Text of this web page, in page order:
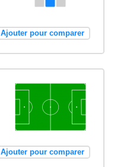
Ajouter pour comparer
Ajouter pour comparer